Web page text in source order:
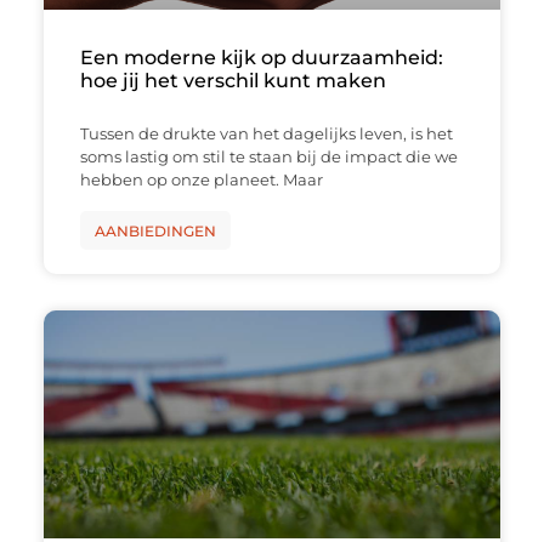
Een moderne kijk op duurzaamheid:
hoe jij het verschil kunt maken
Tussen de drukte van het dagelijks leven, is het
soms lastig om stil te staan bij de impact die we
hebben op onze planeet. Maar
AANBIEDINGEN